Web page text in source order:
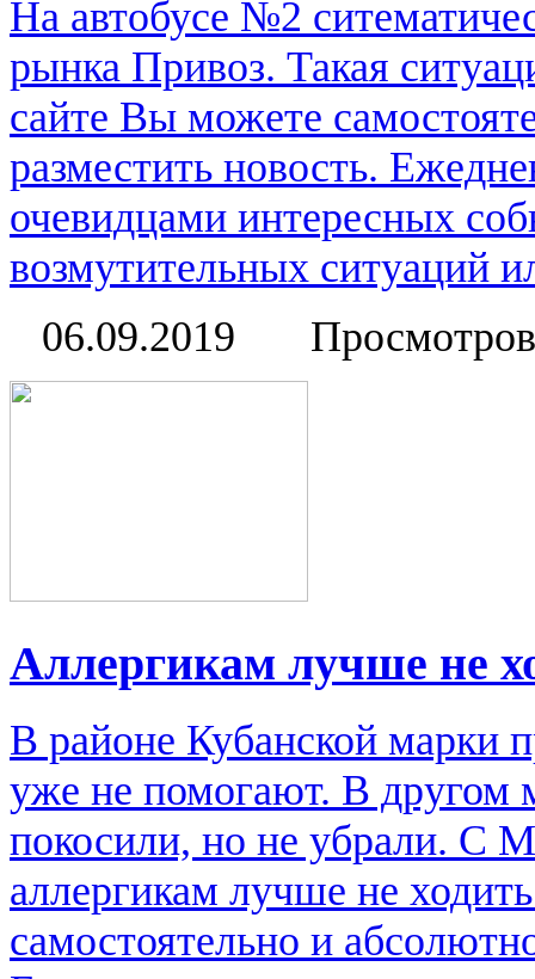
На автобусе №2
рынка Привоз. Такая
сайте Вы можете
разместить новость.
очевидцами интересных
возмутительных ситуаций
06.09.2019
Аллергикам лучше не
В районе Кубанской марки
уже не помогают. В другом
покосили, но не убрали. С
аллергикам лучше не
самостоятельно и